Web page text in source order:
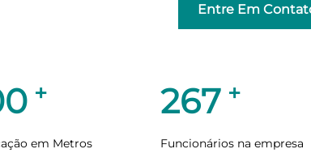
Entre Em
em Metros
270 +
Funcionários na empresa